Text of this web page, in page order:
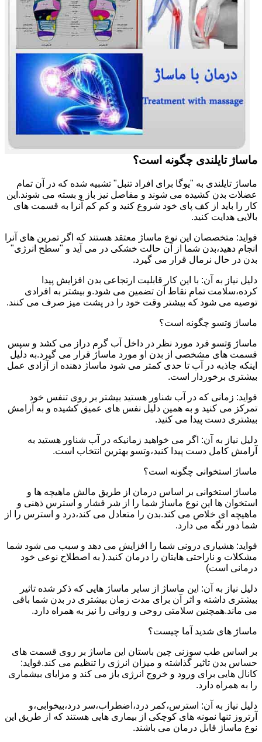
ماساژ تایلندی چگونه است؟
ماساژ تایلندی به "یوگا برای افراد تنبل" تشبیه شده که در آن تمام
عضلات بدن کشیده می شوند و مفاصل نیز باز و بسته می شوند.این
کار را باید از کف پای خود شروع کنید و کم کم آنرا به قسمت های
بالایی هدایت کنید.
فواید: متخصصان این نوع ماساژ معتقد هستند که اگر تمرین های آنرا
انجام دهید،بدن شما از آن حالت خشکی در می آید و "سطح انرژی"
بدن در حال نرمال قرار می گیرد.
دلیل نیاز به آن: با این کار قابلیت ارتجاعی بدن افزایش پیدا
کرده،سلامت تمام نقاط آن تضمین می شود.و بیشتر به افرادی
توصیه می شود که بیشتر وقت خود را در پشت میز صرف می کنند.
ماساژ وَتسو چگونه است؟
ماساژ وَتسو فرد مورد نظر در داخل آب گرم دراز می کشد و سپس
قسمت های مشخصی از بدن او مورد ماساژ قرار می گیرد.به دلیل
اینکه جاذبه در آب تا حدی کمتر می شود ماساژ دهنده از آزادی عمل
بیشتری برخوردار است.
فواید: زمانی که در آب شناور هستید بیشتر بر روی تنفس خود
تمرکز می کنید و به همین دلیل نفس های عمیق کشیده و به آرامش
بیشتری دست پیدا می کنید.
دلیل نیاز به آن: اگر می خواهید زمانیکه در آب شناور هستید به
آرامش کامل دست پیدا کنید،وتسو بهترین انتخاب است.
ماساژ استخوانی چگونه است؟
ماساژ استخوانی بر اساس درمان از طریق مالش ماهیچه ها و
استخوان ها این نوع ماساژ شما را از شر فشار و استرس ذهنی و
ماهیچه ای خلاص می کند.بدن را متعادل می کند،درد و استرس را از
شما دور نگه می دارد.
فواید: هشیاری درونی شما را افزایش می دهد و سبب می شود شما
مشکلات و ناراحتی هایتان را درمان کنید.( به اصطلاح نوعی خود
درمانی است)
دلیل نیاز به آن: این ماساژ از سایر ماساژ هایی که ذکر شده تاثیر
بیشتری داشته و اثر آن برای مدت زمان بیشتری در بدن شما باقی
می ماند.همچنین سلامتی روحی و روانی را نیز به همراه دارد.
ماساژ های شدید آما چیست؟
بر اساس طب سوزنی چین باستان این ماساژ بر روی قسمت های
حساس بدن تاثیر گذاشته و میزان انرژی را تنظیم می کند.فواید:
کانال هایی برای ورود و خروج انرژی باز می کند و مزایای بیشماری
را به همراه دارد.
دلیل نیاز به آن: استرس،کمر درد،اضطراب،سر درد،بیخوابی،و
آرتروز تنها نمونه های کوچکی از بیماری هایی هستند که از طریق این
نوع ماساژ قابل درمان می باشند.